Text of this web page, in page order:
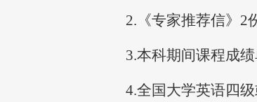
2. 《专家推荐信》 2
3.本科期间课程成绩
4.全国大学英语四